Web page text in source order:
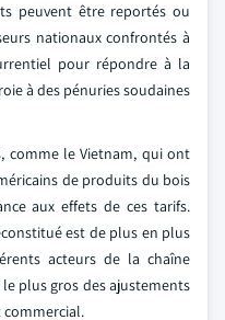
peuvent être reportés ou
nationaux confrontés à
pour répondre à la
à des pénuries soudaines
comme le Vietnam, qui ont
de produits du bois
aux effets de ces tarifs.
est de plus en plus
acteurs de la chaîne
plus gros des ajustements